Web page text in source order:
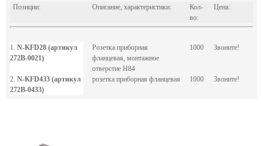
Позиции: Описание, характеристики:
Кол-
во:
Цена:
1. N-KFD28 (артикул
272B-0021)
Розетка приборная
фланцевая, монтажное
отверстие H84
1000 Звоните!
2. N-KFD433 (артикул
272B-0433)
розетка приборная фланцевая 1000 Звоните!